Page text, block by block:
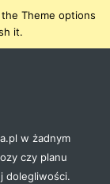
Theme options
it.
w żadnym
czy planu
dolegliwości.